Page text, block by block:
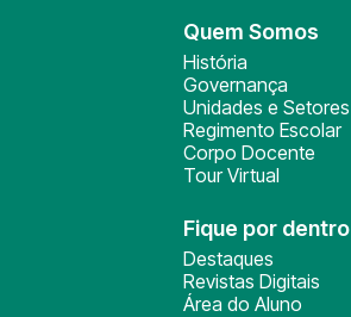
Quem Somos
História
Governança
Unidades e Setores
Regimento Escolar
Corpo Docente
Tour Virtual
Fique por dentro
Destaques
Revistas Digitais
Área do Aluno